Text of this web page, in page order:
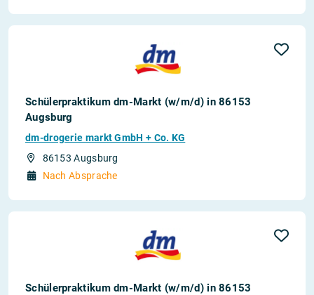
Schülerpraktikum dm-Markt (w/m/d) in 86153
Augsburg
dm-drogerie markt GmbH + Co. KG
86153 Augsburg
Nach Absprache
Schülerpraktikum dm-Markt (w/m/d) in 86153